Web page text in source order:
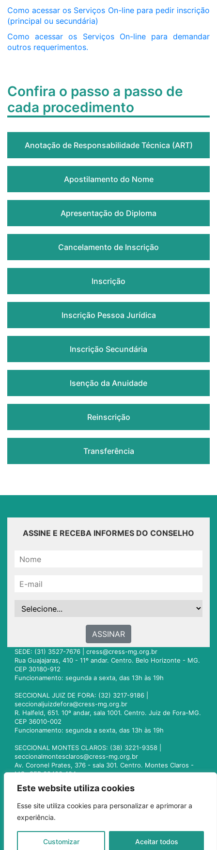
Este website utiliza cookies
Esse site utiliza cookies para personalizar e aprimorar a
experiência.
Customizar Aceitar todos
Como acessar os Serviços On-line para pedir inscrição
(principal ou secundária)
Como acessar os Serviços On-line para demandar
outros requerimentos.
Confira o passo a passo de
cada procedimento
Anotação de Responsabilidade Técnica (ART)
Apostilamento do Nome
Apresentação do Diploma
Cancelamento de Inscrição
Inscrição
Inscrição Pessoa Jurídica
Inscrição Secundária
Isenção da Anuidade
Reinscrição
Transferência
ASSINE E RECEBA INFORMES DO CONSELHO
ASSINAR
SEDE: (31) 3527-7676 | cress@cress-mg.org.br
Rua Guajajaras, 410 - 11º andar. Centro. Belo Horizonte - MG.
CEP 30180-912
Funcionamento: segunda a sexta, das 13h às 19h
SECCIONAL JUIZ DE FORA: (32) 3217-9186 |
seccionaljuizdefora@cress-mg.org.br
R. Halfeld, 651. 10º andar, sala 1001. Centro. Juiz de Fora-MG.
CEP 36010-002
Funcionamento: segunda a sexta, das 13h às 19h
SECCIONAL MONTES CLAROS: (38) 3221-9358 |
seccionalmontesclaros@cress-mg.org.br
Av. Coronel Prates, 376 - sala 301. Centro. Montes Claros -
MG. CEP 39400-104
seccionaluberlandia@cress-mg.org.br
Av. Afonso Pena, 547 - sala 101. Uberlândia - MG. CEP